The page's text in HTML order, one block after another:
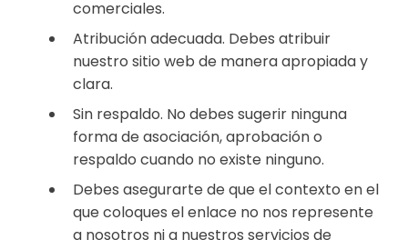
comerciales.
Atribución adecuada. Debes atribuir
nuestro sitio web de manera apropiada y
clara.
Sin respaldo. No debes sugerir ninguna
forma de asociación, aprobación o
respaldo cuando no existe ninguno.
Debes asegurarte de que el contexto en el
que coloques el enlace no nos represente
a nosotros ni a nuestros servicios de